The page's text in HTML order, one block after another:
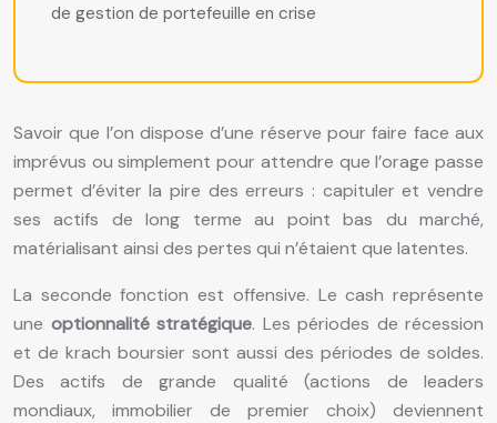
de gestion de portefeuille en crise
Savoir que l’on dispose d’une réserve pour faire face aux
imprévus ou simplement pour attendre que l’orage passe
permet d’éviter la pire des erreurs : capituler et vendre
ses actifs de long terme au point bas du marché,
matérialisant ainsi des pertes qui n’étaient que latentes.
La seconde fonction est offensive. Le cash représente
une optionnalité stratégique. Les périodes de récession
et de krach boursier sont aussi des périodes de soldes.
Des actifs de grande qualité (actions de leaders
mondiaux, immobilier de premier choix) deviennent